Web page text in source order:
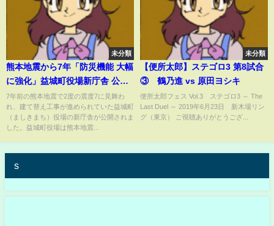
未分類
熊本地震から7年「防災機能 大幅
に強化」益城町役場新庁舎 公
開 総事業費 51億円
7年前の熊本地震で2度の震度7に見舞わ
れ、建て替え工事が進められていた益城町
（ましきまち）役場の新庁舎が公開されま
した。益城町役場は熊本地震...
未分類
【便所太郎】ステゴロ3 第8試合
③ 鶴乃進 vs 原田ヨシキ
便所太郎フェス Vol.3 ステゴロ3 ～ The
Last Duel ～ 2019年6月23日 新木場リン
グ（東京） ご視聴ありがとうござ...
s